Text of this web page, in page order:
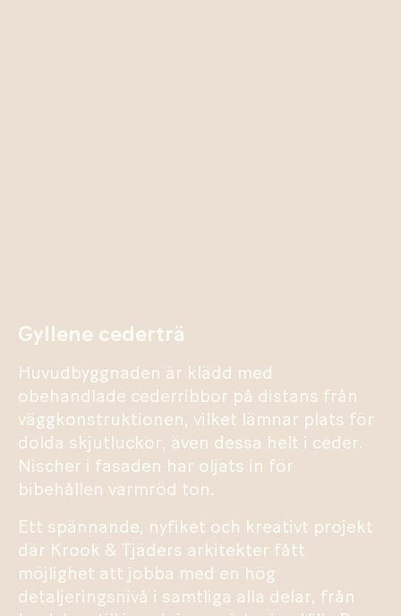
Gyllene cederträ
Huvudbyggnaden är klädd med
obehandlade cederribbor på distans från
väggkonstruktionen, vilket lämnar plats för
dolda skjutluckor, även dessa helt i ceder.
Nischer i fasaden har oljats in för
bibehållen varmröd ton.
Ett spännande, nyfiket och kreativt projekt
där Krook & Tjäders arkitekter fått
möjlighet att jobba med en hög
detaljeringsnivå i samtliga alla delar, från